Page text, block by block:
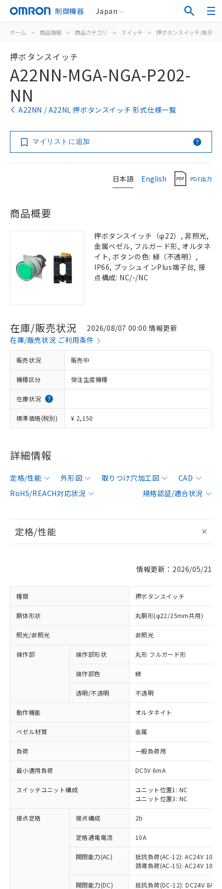
制御機器 Japan
ホーム > 商品情報 > 商品カテゴリ > スイッチ > 押ボタンスイッチ/表示灯
押ボタンスイッチ
A22NN-MGA-NGA-P202-
NN
A22NN / A22NL 押ボタンスイッチ 形式仕様一覧
マイリストに追加
日本語 English PDF出力
商品概要
押ボタンスイッチ（φ22）, 非照光,
金属ベゼル, フルガード形, オルタネ
イト, ボタンの色: 緑（不透明）,
IP66, プッシュインPlus端子台, 接
点構成: NC/-/NC
在庫/販売状況
2026/08/07 00:00 情報更新
在庫/販売状況 ご利用条件
販売状況 販売中
機種区分 受注生産機種
在庫状況
標準価格(税別) ¥ 2,150
詳細情報
定格/性能 外形図 取りつけ穴加工図
CAD
RoHS/REACH対応状況
規格認証/適合状況
定格/性能
情報更新：2026/05/21
種類 押ボタンスイッチ
胴体形状 丸胴形(φ22/25mm共用)
照光/非照光 非照光
操作部 操作部形状 丸形 フルガード形
操作部色 緑
透明/不透明 不透明
動作機能 オルタネイト
ベゼル材質 金属
負荷 一般負荷用
最小適用負荷 DC5V 6mA
スイッチユニット構成
ユニット位置1: NC
ユニット位置3: NC
接点定格 接点構成 2b
定格通電電流 10A
開閉能力(AC)
抵抗負荷(AC-12): AC24V 10A/
誘導負荷(AC-15): AC24V
開閉能力(DC) 抵抗負荷(DC-12): DC24V 8A/
ご利用条件
※1 対応状況
対応済み：EU RoHS指令（10物質）の
非含有に対応した製品が提供可能な商品で
対応予定：EU RoHS指令（10物質）の非含
有に対応した製品に切り替える予定のある